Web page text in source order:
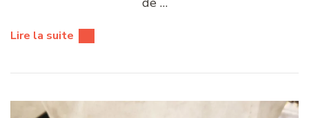
Lire la suite